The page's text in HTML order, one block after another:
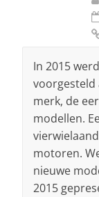
In 2015
voorgesteld
merk, de
modellen.
motoren.
nieuwe
2015